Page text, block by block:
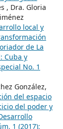
, Dra. Gloria
local y
de La
Cuba y
No. 1
González,
del espacio
del poder y
1 (2017):